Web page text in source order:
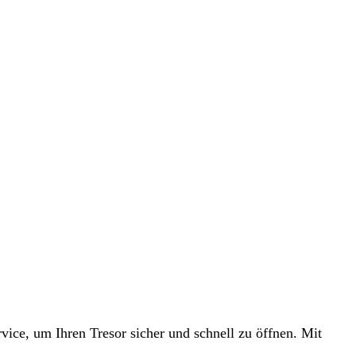
um Ihren Tresor sicher und schnell zu öffnen. Mit